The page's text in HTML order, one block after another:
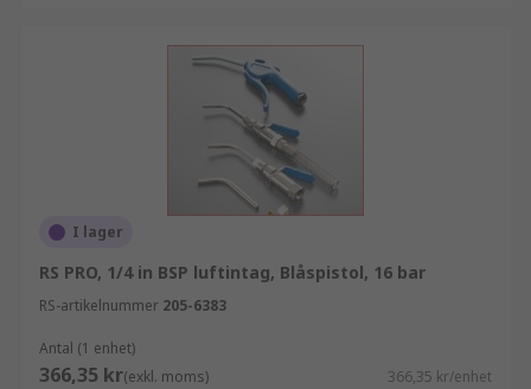
I lager
RS PRO, 1/4 in BSP luftintag, Blåspistol, 16 bar
RS-artikelnummer 205-6383
Antal (1 enhet)
366,35 kr(exkl. moms) 366,35 kr/enhet